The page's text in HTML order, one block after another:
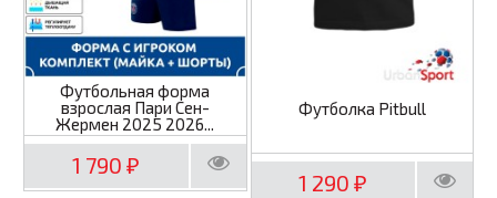
Футбольная форма
взрослая Пари Сен-
Жермен 2025 2026...
1 790₽
Футболка Pitbull
1 290₽